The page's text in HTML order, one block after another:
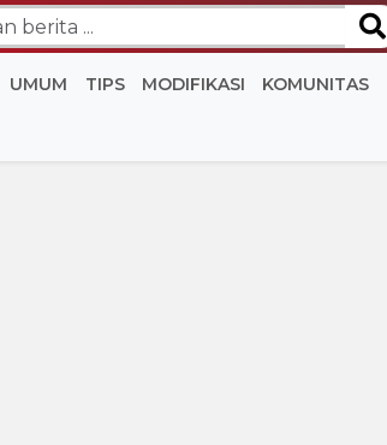
UMUM TIPS MODIFIKASI KOMUNITAS